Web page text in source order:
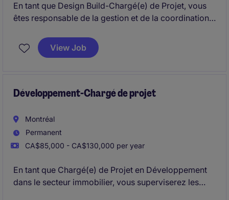
En tant que Design Build-Chargé(e) de Projet, vous
êtes responsable de la gestion et de la coordination
et commercialView Job
Développement-Chargé de projet
Montréal
Permanent
CA$85,000 - CA$130,000 per year
En tant que Chargé(e) de Projet en Développement
dans le secteur immobilier, vous superviserez les